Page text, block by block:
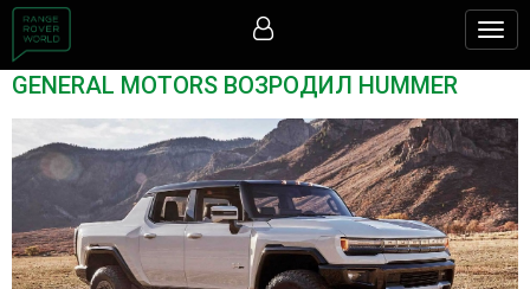
GENERAL MOTORS ВОЗРОДИЛ HUMMER